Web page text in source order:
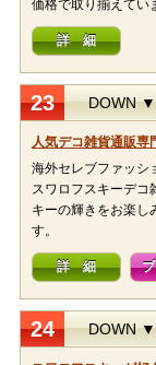
価格で取り揃えてい
詳 細
23 DOWN ▼
人気デコ雑貨通販専
海外セレブファッシ
スワロフスキーデコ
キーの輝きをお楽し
す。
詳 細
24 DOWN ▼